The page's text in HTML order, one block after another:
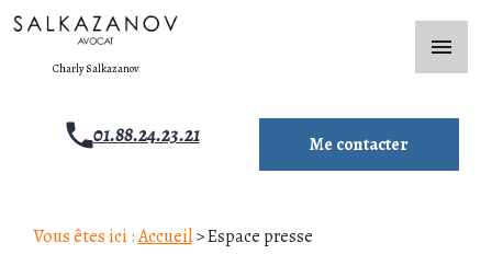
Charly Salkazanov
menu
01.88.24.23.21 Me contacter
Vous êtes ici :Accueil> Espace presse
Panneau de gestion des cookies